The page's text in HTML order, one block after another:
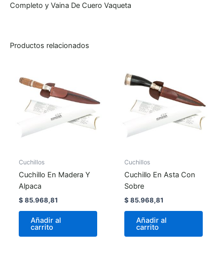
Completo y Vaina De Cuero Vaqueta
Productos relacionados
Cuchillos
Cuchillo En Madera Y
Alpaca
$ 85.968,81
Añadir al
carrito
Cuchillos
Cuchillo En Asta Con
Sobre
$ 85.968,81
Añadir al
carrito